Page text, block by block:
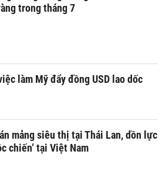
trong tháng 7
làm Mỹ đẩy đồng USD lao dốc
mảng siêu thị tại Thái Lan, dồn lực
chiến’ tại Việt Nam